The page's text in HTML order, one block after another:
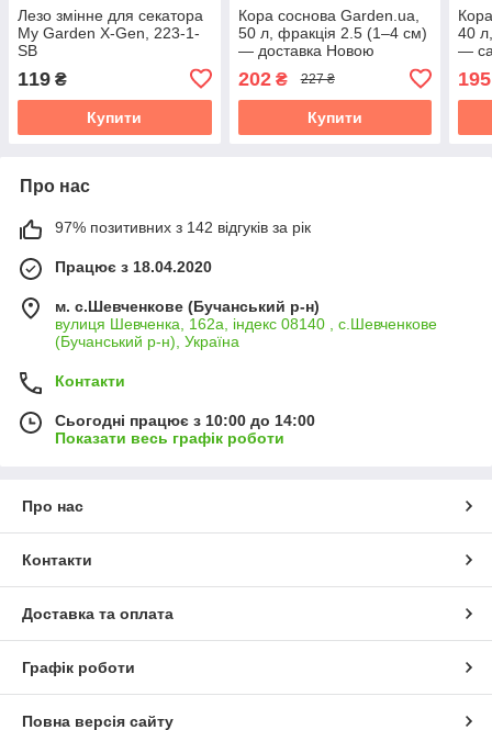
Лезо змінне для секатора
My Garden X-Gen, 223-1-
SB
119 ₴
Купити
Кора соснова Garden.ua,
50 л, фракція 2.5 (1–4 см)
— доставка Новою
202₴ 227 ₴
Купити
40
—
195
Про нас
97% позитивних з 142 відгуків за рік
Працює з 18.04.2020
м. с.Шевченкове (Бучанський р-н)
вулиця Шевченка, 162а, індекс 08140 , с.Шевченкове
(Бучанський р-н), Україна
Контакти
Сьогодні працює з 10:00 до 14:00
Показати весь графік роботи
Про нас
Контакти
Доставка та оплата
Графік роботи
Повна версія сайту